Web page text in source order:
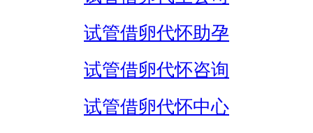
试管借卵代怀助孕
试管借卵代怀咨询
试管借卵代怀中心